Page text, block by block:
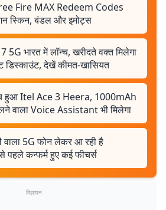
Fire MAX Redeem Codes
गन स्किन, बंडल और इमोट्स
भारत में लॉन्च, खरीदते वक्त मिलेगा
डिस्काउंट, देखें कीमत-खासियत
हुआ Itel Ace 3 Heera, 1000mAh
वाला Voice Assistant भी मिलेगा
5G फोन लेकर आ रही है
पहले कन्फर्म हुए कई फीचर्स
विज्ञापन